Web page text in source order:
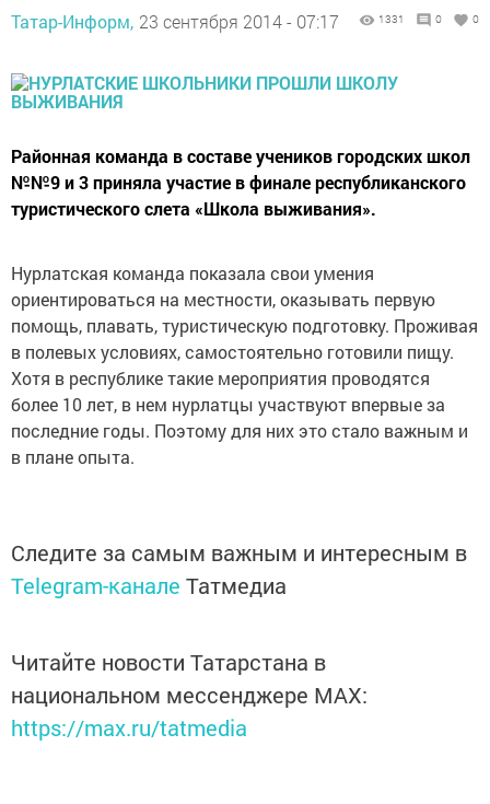
Татар-Информ, 23 сентября 2014 - 07:17 1331 0 0
Районная команда в составе учеников городских школ
№№9 и 3 приняла участие в финале республиканского
туристического слета «Школа выживания».
Нурлатская команда показала свои умения
ориентироваться на местности, оказывать первую
помощь, плавать, туристическую подготовку. Проживая
в полевых условиях, самостоятельно готовили пищу.
Хотя в республике такие мероприятия проводятся
более 10 лет, в нем нурлатцы участвуют впервые за
последние годы. Поэтому для них это стало важным и
в плане опыта.
Следите за самым важным и интересным в
Telegram-канале Татмедиа
Читайте новости Татарстана в
национальном мессенджере MАХ:
https://max.ru/tatmedia